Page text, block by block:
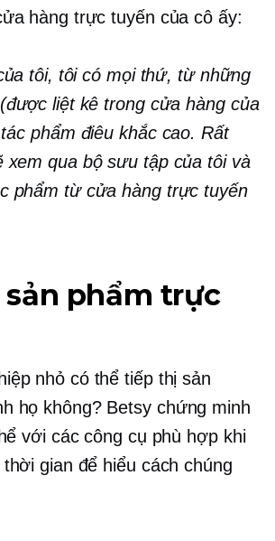
hàng trực tuyến của cô ấy:
tôi, tôi có mọi thứ, từ những
liệt kê trong cửa hàng của
phẩm điêu khắc cao. Rất
xem qua bộ sưu tập của tôi và
phẩm từ cửa hàng trực tuyến
phẩm trực
nhỏ có thể tiếp thị sản
họ không? Betsy chứng minh
với các công cụ phù hợp khi
gian để hiểu cách chúng